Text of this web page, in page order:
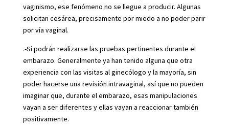
vaginismo, ese fenómeno no se llegue a producir. Algunas
solicitan cesárea, precisamente por miedo a no poder parir
por vía vaginal.
.-Si podrán realizarse las pruebas pertinentes durante el
embarazo. Generalmente ya han tenido alguna que otra
experiencia con las visitas al ginecólogo y la mayoría, sin
poder hacerse una revisión intravaginal, así que no pueden
imaginar que, durante el embarazo, esas manipulaciones
vayan a ser diferentes y ellas vayan a reaccionar también
positivamente.